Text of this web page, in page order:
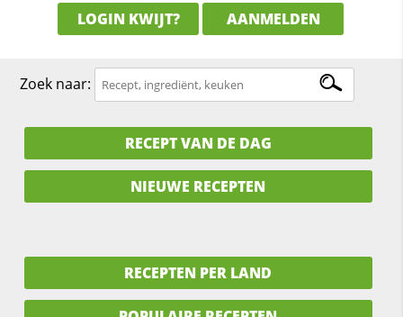
LOGIN KWIJT? AANMELDEN
Zoek naar:
RECEPT VAN DE DAG
NIEUWE RECEPTEN
RECEPTEN PER LAND